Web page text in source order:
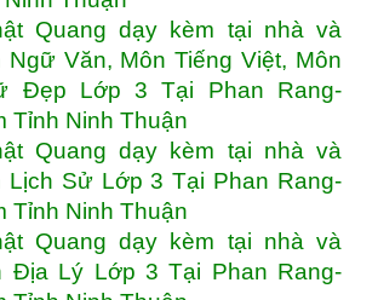
Quang dạy kèm tại nhà và
Ngữ Văn, Môn Tiếng Việt, Môn
Đẹp Lớp 3 Tại Phan Rang-
Tỉnh Ninh Thuận
Quang dạy kèm tại nhà và
Lịch Sử Lớp 3 Tại Phan Rang-
Tỉnh Ninh Thuận
Quang dạy kèm tại nhà và
Địa Lý Lớp 3 Tại Phan Rang-